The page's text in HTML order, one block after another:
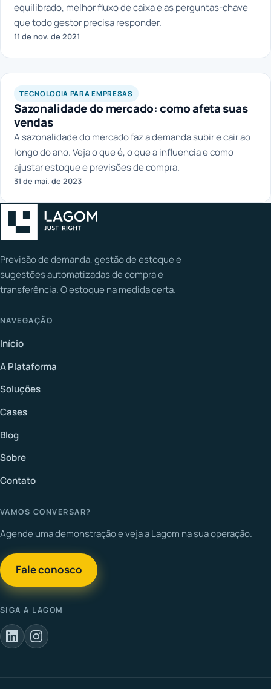
equilibrado, melhor fluxo de caixa e as perguntas-chave
que todo gestor precisa responder.
11 de nov. de 2021
TECNOLOGIA PARA EMPRESAS
Sazonalidade do mercado: como afeta suas
vendas
A sazonalidade do mercado faz a demanda subir e cair ao
longo do ano. Veja o que é, o que a influencia e como
ajustar estoque e previsões de compra.
31 de mai. de 2023
Previsão de demanda, gestão de estoque e
sugestões automatizadas de compra e
transferência. O estoque na medida certa.
NAVEGAÇÃO
Início
A Plataforma
Soluções
Cases
Blog
Sobre
Contato
VAMOS CONVERSAR?
Agende uma demonstração e veja a Lagom na sua operação.
Fale conosco
SIGA A LAGOM